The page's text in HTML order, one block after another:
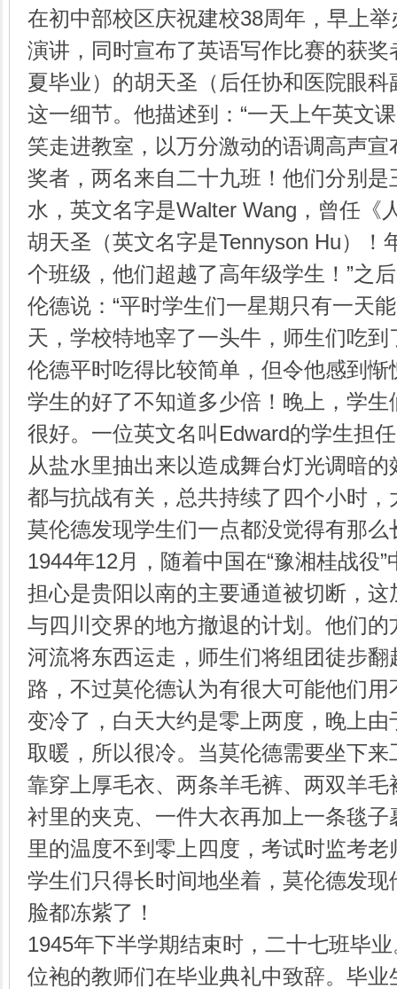
在初中部校区庆祝建校38周年，早上
演讲，同时宣布了英语写作比赛的获
夏毕业）的胡天圣（后任协和医院眼
这一细节。他描述到：“一天上午英文
笑走进教室，以万分激动的语调高声
奖者，两名来自二十九班！他们分别
水，英文名字是Walter Wang，曾任《
胡天圣（英文名字是Tennyson Hu）！
个班级，他们超越了高年级学生！”之
伦德说：“平时学生们一星期只有一天
天，学校特地宰了一头牛，师生们吃到
伦德平时吃得比较简单，但令他感到
学生的好了不知道多少倍！晚上，学
很好。一位英文名叫Edward的学生担
从盐水里抽出来以造成舞台灯光调暗
都与抗战有关，总共持续了四个小时
莫伦德发现学生们一点都没觉得有那么
1944年12月，随着中国在“豫湘桂战役
担心是贵阳以南的主要通道被切断，
与四川交界的地方撤退的计划。他们
河流将东西运走，师生们将组团徒步
路，不过莫伦德认为有很大可能他们
变冷了，白天大约是零上两度，晚上
取暖，所以很冷。当莫伦德需要坐下
靠穿上厚毛衣、两条羊毛裤、两双羊
衬里的夹克、一件大衣再加上一条毯
里的温度不到零上四度，考试时监考
学生们只得长时间地坐着，莫伦德发
脸都冻紫了！
1945年下半学期结束时，二十七班毕
位袍的教师们在毕业典礼中致辞。毕